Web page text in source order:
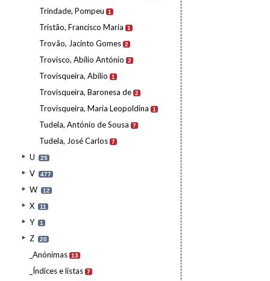
Trindade, Pompeu 1
Tristão, Francisco Maria 1
Trovão, Jacinto Gomes 2
Trovisco, Abílio António 2
Trovisqueira, Abílio 1
Trovisqueira, Baronesa de 2
Trovisqueira, Maria Leopoldina 1
Tudela, António de Sousa 7
Tudela, José Carlos 7
U 25
V 477
W 12
X 11
Y 1
Z 20
_Anónimas 13
_Índices e listas 7